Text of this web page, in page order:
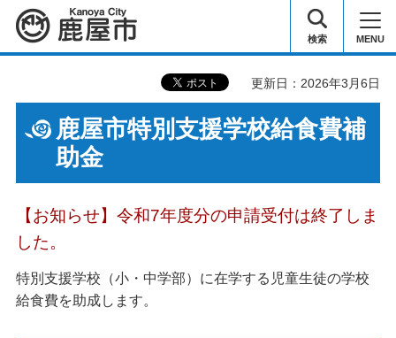
鹿屋市 検索 MENU
更新日：2026年3月6日
鹿屋市特別支援学校給食費補
助金
【お知らせ】令和7年度分の申請受付は終了しま
した。
特別支援学校（小・中学部）に在学する児童生徒の学校
給食費を助成します。